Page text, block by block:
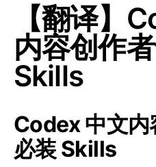
【翻译】
内容创作
Skills
Codex 中文内
必装 Skills